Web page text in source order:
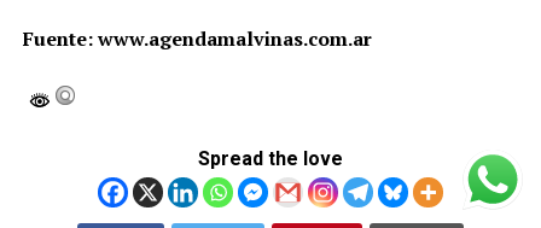
Fuente: www.agendamalvinas.com.ar
Spread the love